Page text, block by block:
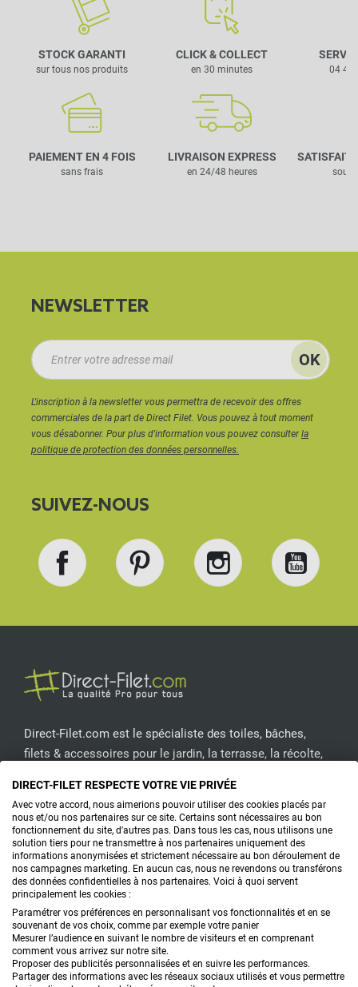
STOCK GARANTI
sur tous nos produits
CLICK & COLLECT
en 30 minutes
PAIEMENT EN 4 FOIS
sans frais
LIVRAISON EXPRESS
en 24/48 heures
04 42
SATISFAIT
sous
NEWSLETTER
L'inscription à la newsletter vous permettra de recevoir des offres
commerciales de la part de Direct Filet. Vous pouvez à tout moment
vous désabonner. Pour plus d'information vous pouvez consulterla
politique de protection des données personnelles.
SUIVEZ-NOUS
Direct-Filet.com est le spécialiste des toiles, bâches,
filets & accessoires pour le jardin, la terrasse, la récolte,
CONTACTEZ-NOUS
PRODUITS
CONSEILS
FAQ
DIRECT-FILET RESPECTE VOTRE VIE PRIVÉE
Avec votre accord, nous aimerions pouvoir utiliser des cookies placés par
nous et/ou nos partenaires sur ce site. Certains sont nécessaires au bon
fonctionnement du site, d'autres pas. Dans tous les cas, nous utilisons une
solution tiers pour ne transmettre à nos partenaires uniquement des
informations anonymisées et strictement nécessaire au bon déroulement de
nos campagnes marketing. En aucun cas, nous ne revendons ou transférons
des données confidentielles à nos partenaires. Voici à quoi servent
principalement les cookies :
Paramétrer vos préférences en personnalisant vos fonctionnalités et en se
souvenant de vos choix, comme par exemple votre panier
Mesurer l’audience en suivant le nombre de visiteurs et en comprenant
comment vous arrivez sur notre site.
Proposer des publicités personnalisées et en suivre les performances.
Partager des informations avec les réseaux sociaux utilisés et vous permettre